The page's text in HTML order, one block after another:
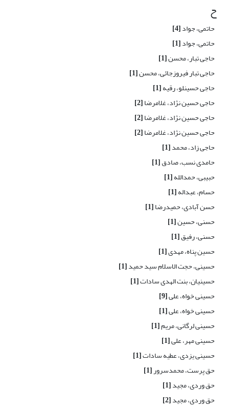
ح
حاتمی، جواد[4]
حاتمی، جواد[1]
حاجی تبار، محسن[1]
حاجی تبار فیروزجائی، محسن[1]
حاجی حسینلو، رقیه[1]
حاجی حسین نژاد، غلامرضا[2]
حاجی حسین نژاد، غلامرضا[2]
حاجی حسین نژاد، غلامرضا[2]
حاجی زاد، محمد[1]
حامدی نسب، صادق[1]
حبیبی، حمدالله[1]
حسام، عبداله[1]
حسن آبادی، حمیدرضا[1]
حسنی، حسین[1]
حسنی، رفیق[1]
حسین پناه، مهدی[1]
حسینی، حجت الاسلام سید حمید[1]
حسینیان، بنت الهدی سادات[1]
حسینی خواه، علی[9]
حسینی خواه، علی[1]
حسینی لرگانی، مریم[1]
حسینی مهر، علی[1]
حسینی یزدی، عطیه سادات[1]
حق پرست، محمدسرور[1]
حق وردی، مجید[1]
حق وردی، مجید[2]